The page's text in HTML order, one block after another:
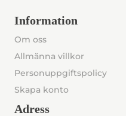
Information
Om oss
Allmänna villkor
Personuppgiftspolicy
Skapa konto
Adress